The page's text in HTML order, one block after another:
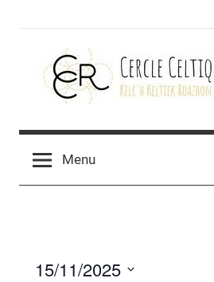
Cercle
celtique
Menu
15/11/2025